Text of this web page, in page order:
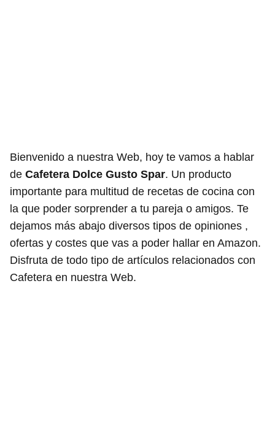
Bienvenido a nuestra Web, hoy te vamos a hablar
de Cafetera Dolce Gusto Spar. Un producto
importante para multitud de recetas de cocina con
la que poder sorprender a tu pareja o amigos. Te
dejamos más abajo diversos tipos de opiniones ,
ofertas y costes que vas a poder hallar en Amazon.
Disfruta de todo tipo de artículos relacionados con
Cafetera en nuestra Web.